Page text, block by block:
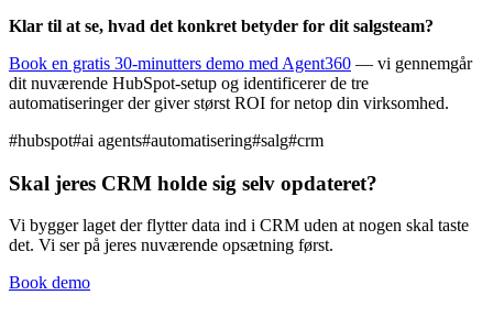
Klar til at se, hvad det konkret betyder for dit salgsteam?
Book en gratis 30-minutters demo med Agent360 — vi gennemgår
dit nuværende HubSpot-setup og identificerer de tre
automatiseringer der giver størst ROI for netop din virksomhed.
#hubspot#ai agents#automatisering#salg#crm
Skal jeres CRM holde sig selv opdateret?
Vi bygger laget der flytter data ind i CRM uden at nogen skal taste
det. Vi ser på jeres nuværende opsætning først.
Book demo